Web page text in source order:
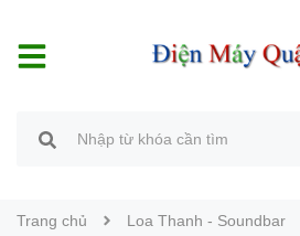
Trang chủ Loa Thanh - Soundbar